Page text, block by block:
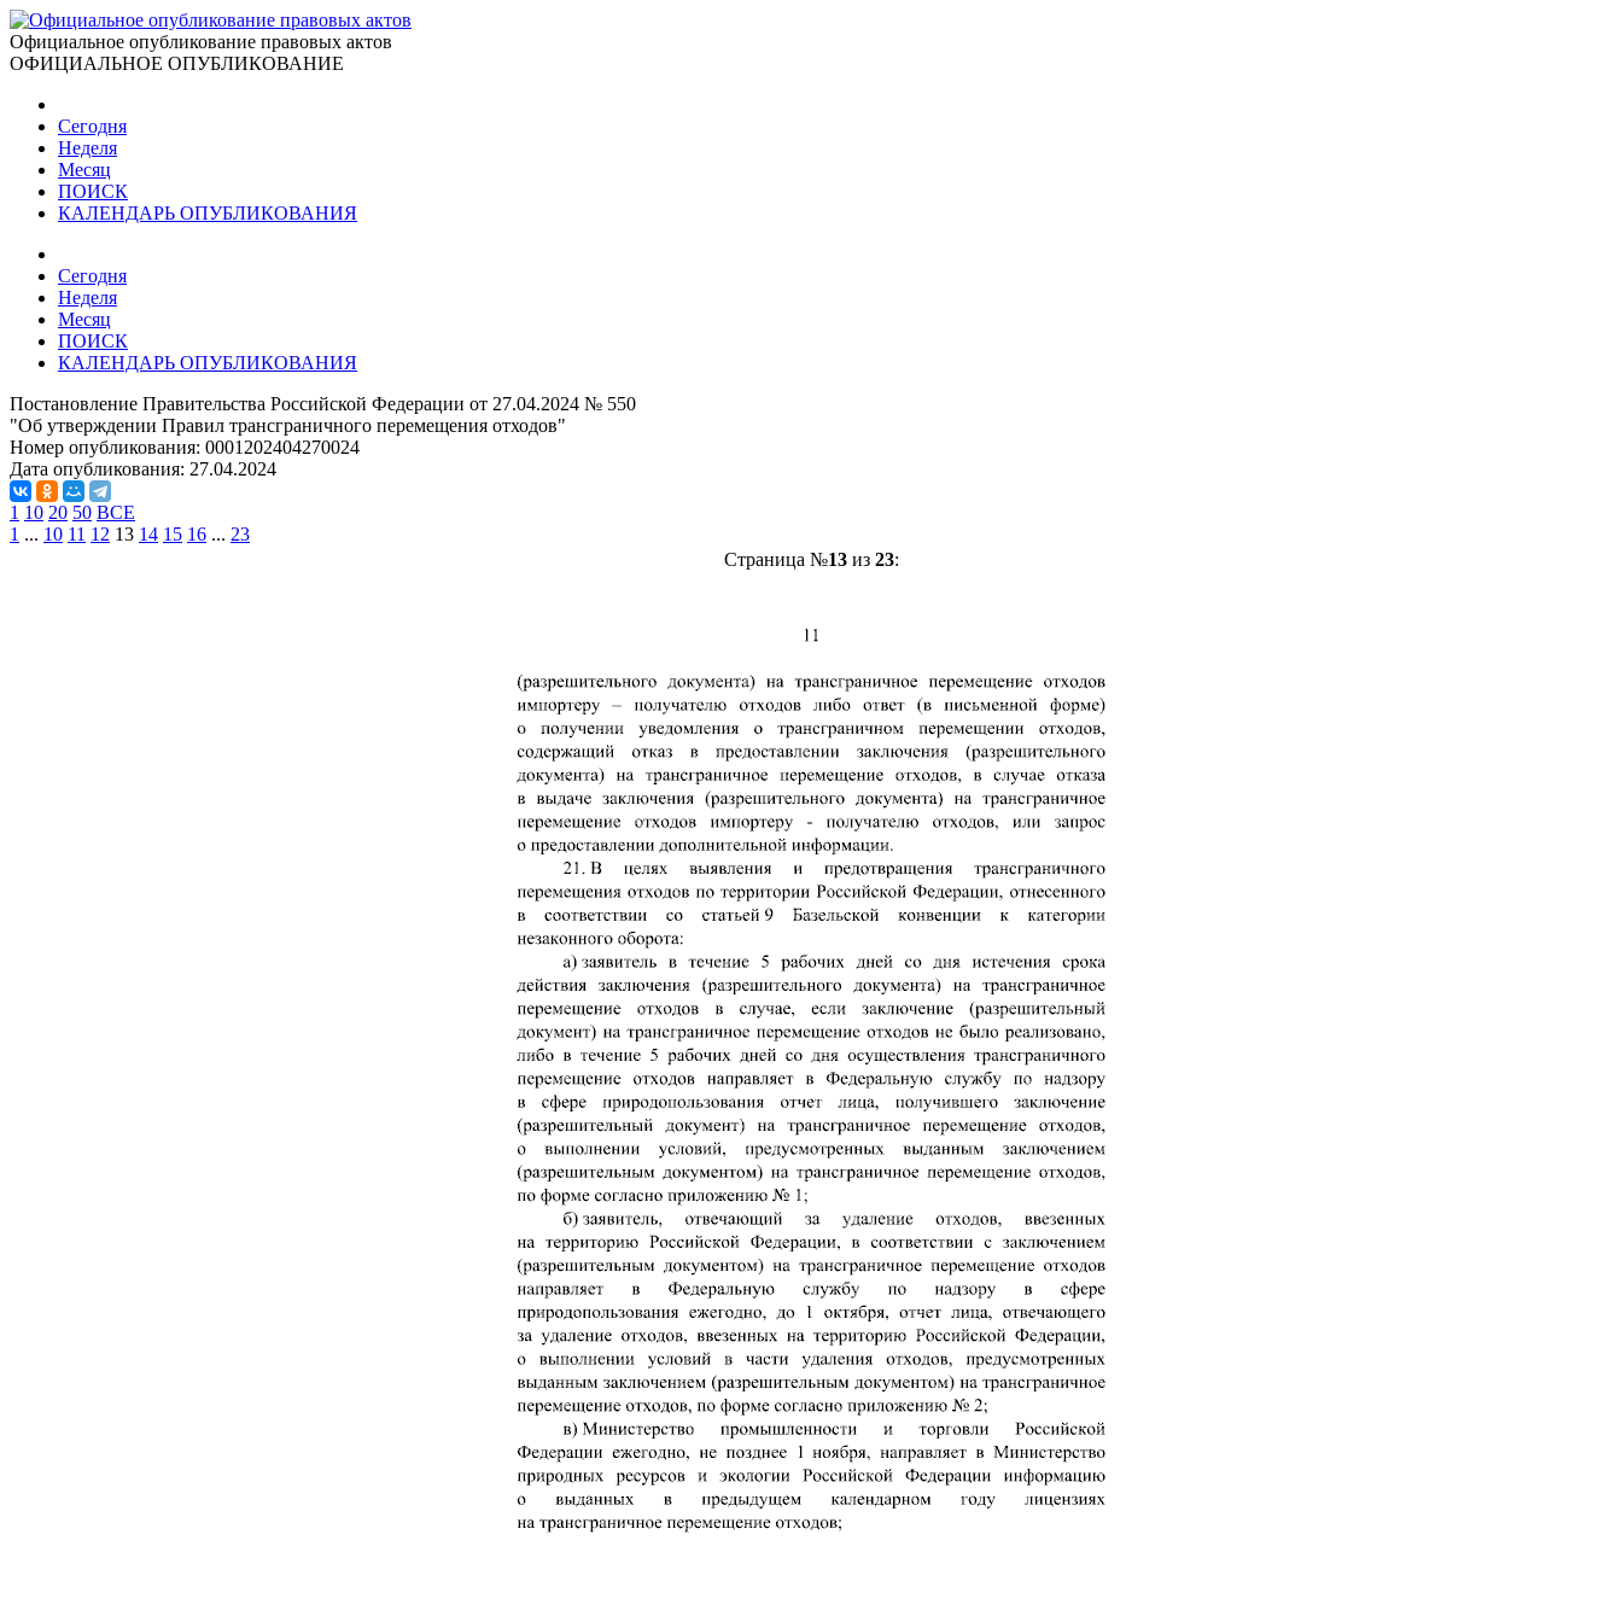
Официальное опубликование правовых актов
ОФИЦИАЛЬНОЕ ОПУБЛИКОВАНИЕ
Сегодня
Неделя
Месяц
ПОИСК
КАЛЕНДАРЬ ОПУБЛИКОВАНИЯ
Сегодня
Неделя
Месяц
ПОИСК
КАЛЕНДАРЬ ОПУБЛИКОВАНИЯ
Постановление Правительства Российской Федерации от 27.04.2024 № 550
"Об утверждении Правил трансграничного перемещения отходов"
Номер опубликования: 0001202404270024
Дата опубликования: 27.04.2024
1 10 20 50 ВСЕ
1 ... 10 11 12 13 14 15 16 ... 23
Страница №13из 23: